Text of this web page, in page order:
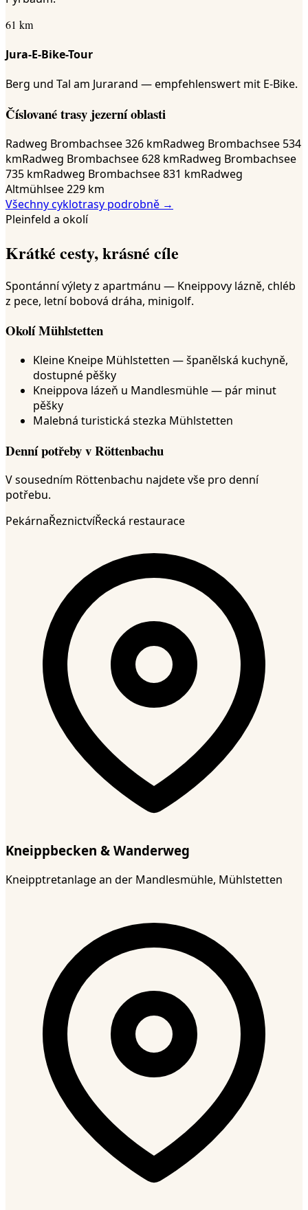
61 km
Jura-E-Bike-Tour
Berg und Tal am Jurarand — empfehlenswert mit E-Bike.
Číslované trasy jezerní oblasti
Radweg Brombachsee 326 kmRadweg Brombachsee 534
kmRadweg Brombachsee 628 kmRadweg Brombachsee
735 kmRadweg Brombachsee 831 kmRadweg
Altmühlsee 229 km
Všechny cyklotrasy podrobně →
Pleinfeld a okolí
Krátké cesty, krásné cíle
Spontánní výlety z apartmánu — Kneippovy lázně, chléb
z pece, letní bobová dráha, minigolf.
Okolí Mühlstetten
Kleine Kneipe Mühlstetten — španělská kuchyně,
dostupné pěšky
Kneippova lázeň u Mandlesmühle — pár minut
pěšky
Malebná turistická stezka Mühlstetten
Denní potřeby v Röttenbachu
V sousedním Röttenbachu najdete vše pro denní
potřebu.
PekárnaŘeznictvíŘecká restaurace
Kneippbecken & Wanderweg
Kneipptretanlage an der Mandlesmühle, Mühlstetten